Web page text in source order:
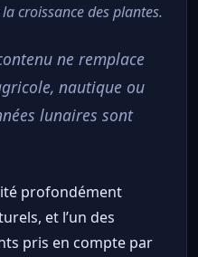
croissance des plantes.
ne remplace
nautique ou
lunaires sont
profondément
et l’un des
pris en compte par